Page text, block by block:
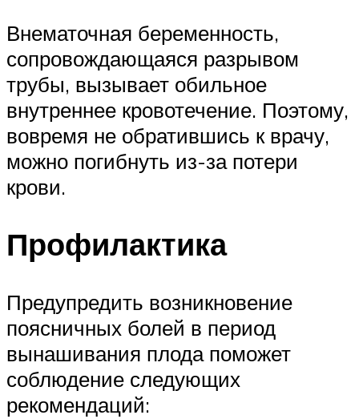
Внематочная беременность,
сопровождающаяся разрывом
трубы, вызывает обильное
внутреннее кровотечение. Поэтому,
вовремя не обратившись к врачу,
можно погибнуть из-за потери
крови.
Профилактика
Предупредить возникновение
поясничных болей в период
вынашивания плода поможет
соблюдение следующих
рекомендаций: